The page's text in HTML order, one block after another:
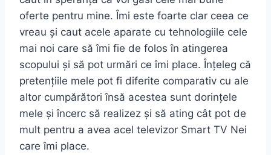
oferte pentru mine. Îmi este foarte clar ceea ce
vreau și caut acele aparate cu tehnologiile cele
mai noi care să îmi fie de folos în atingerea
scopului și să pot urmări ce îmi place. Înțeleg că
pretențiile mele pot fi diferite comparativ cu ale
altor cumpărători însă acestea sunt dorințele
mele și încerc să realizez și să ating cât pot de
mult pentru a avea acel televizor Smart TV Nei
care îmi place.